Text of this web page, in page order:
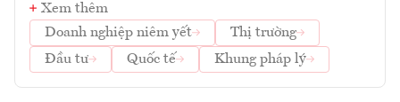
Xem thêm
Doanh nghiệp niêm yết
Thị trường
Đầu tư
Quốc tế Khung pháp lý